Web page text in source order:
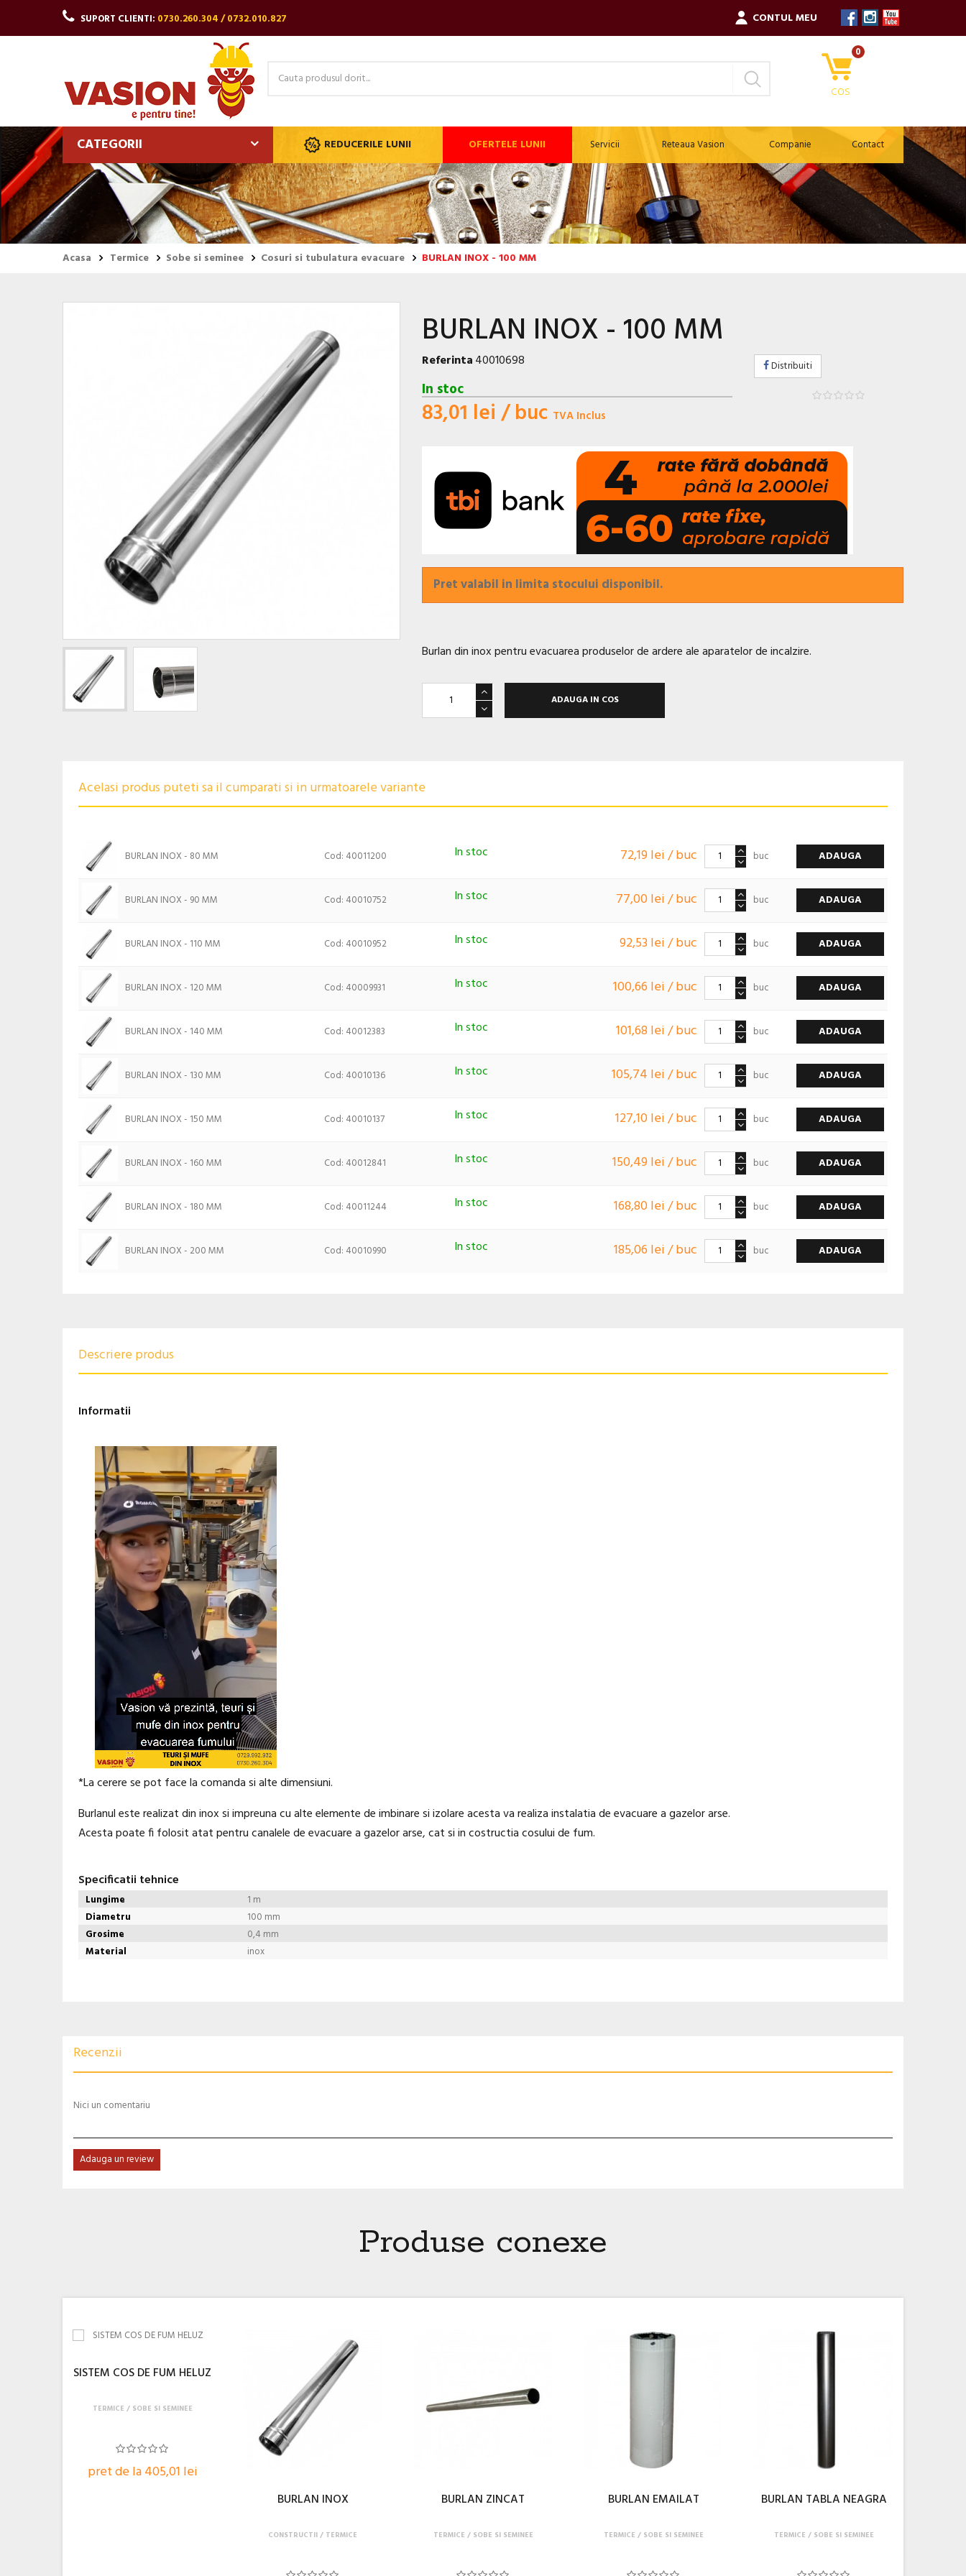
SUPORT CLIENTI: 0730.260.304 / 0732.010.827 CONTUL MEU
0
COS
CATEGORII REDUCERILE LUNII OFERTELE LUNII Servicii Reteaua Vasion Companie Contact
Acasa Termice Sobe si seminee Cosuri si tubulatura evacuare BURLAN INOX - 100 MM
BURLAN INOX - 100 MM
Referinta40010698
In stoc
83,01 lei / buc TVA Inclus
Distribuiti
Pret valabil in limita stocului disponibil.
Burlan din inox pentru evacuarea produselor de ardere ale aparatelor de incalzire.
ADAUGA IN COS
Acelasi produs puteti sa il cumparati si in urmatoarele variante
BURLAN INOX - 80 MM Cod: 40011200 In stoc 72,19 lei / buc buc ADAUGA
BURLAN INOX - 90 MM Cod: 40010752 In stoc 77,00 lei / buc buc ADAUGA
BURLAN INOX - 110 MM Cod: 40010952 In stoc 92,53 lei / buc buc ADAUGA
BURLAN INOX - 120 MM Cod: 40009931 In stoc 100,66 lei / buc buc ADAUGA
BURLAN INOX - 140 MM Cod: 40012383 In stoc 101,68 lei / buc buc ADAUGA
BURLAN INOX - 130 MM Cod: 40010136 In stoc 105,74 lei / buc buc ADAUGA
BURLAN INOX - 150 MM Cod: 40010137 In stoc 127,10 lei / buc buc ADAUGA
BURLAN INOX - 160 MM Cod: 40012841 In stoc 150,49 lei / buc buc ADAUGA
BURLAN INOX - 180 MM Cod: 40011244 In stoc 168,80 lei / buc buc ADAUGA
BURLAN INOX - 200 MM Cod: 40010990 In stoc 185,06 lei / buc buc ADAUGA
Descriere produs
Informatii
*La cerere se pot face la comanda si alte dimensiuni.
Burlanul este realizat din inox si impreuna cu alte elemente de imbinare si izolare acesta va realiza instalatia de evacuare a gazelor arse.
Acesta poate fi folosit atat pentru canalele de evacuare a gazelor arse, cat si in costructia cosului de fum.
Specificatii tehnice
Lungime
1 m
Diametru
100 mm
Grosime
0,4 mm
Material
inox
Recenzii
Nici un comentariu
Adauga un review
Produse conexe
SISTEM COS DE FUM HELUZ
pret de la 405,01 lei
TERMICE SOBE SI SEMINEE
BURLAN INOX
CONSTRUCTII TERMICE
BURLAN ZINCAT
TERMICE SOBE SI SEMINEE
BURLAN EMAILAT
TERMICE SOBE SI SEMINEE
BURLAN TABLA NEAGRA
TERMICE SOBE SI SEMINEE